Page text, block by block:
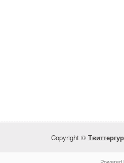
Copyright ©